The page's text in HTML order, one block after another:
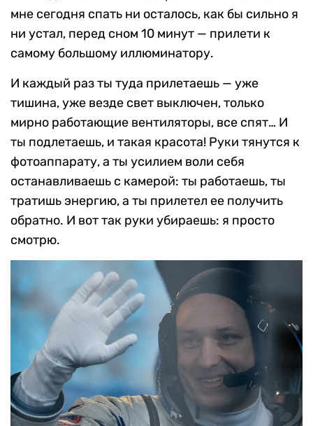
мне сегодня спать ни осталось, как бы сильно я
ни устал, перед сном 10 минут — прилети к
самому большому иллюминатору.
И каждый раз ты туда прилетаешь — уже
тишина, уже везде свет выключен, только
мирно работающие вентиляторы, все спят… И
ты подлетаешь, и такая красота! Руки тянутся к
фотоаппарату, а ты усилием воли себя
останавливаешь с камерой: ты работаешь, ты
тратишь энергию, а ты прилетел ее получить
обратно. И вот так руки убираешь: я просто
смотрю.